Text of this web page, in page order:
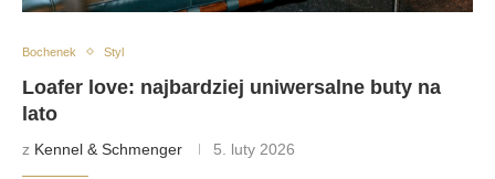
Bochenek Styl
Loafer love: najbardziej uniwersalne buty na
lato
z Kennel & Schmenger 5. luty 2026